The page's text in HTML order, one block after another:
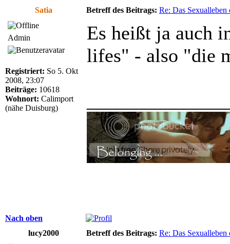
Satia
Betreff des Beitrags: Re: Das
Admin
Registriert: So 5. Okt
2008, 23:07
Beiträge: 10618
Wohnort: Calimport
(nähe Duisburg)
Es heißt ja auch
lifes" - also "die
Nach oben
lucy2000
Betreff des Beitrags: Re: Das